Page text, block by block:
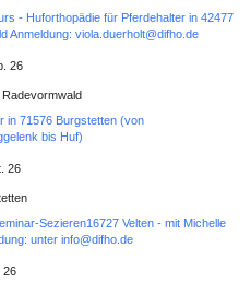
- Huforthopädie für Pferdehalter in 42477
Anmeldung: viola.duerholt@difho.de
26
Radevormwald
in 71576 Burgstetten (von
bis Huf)
26
Sezieren16727 Velten - mit Michelle
unter info@difho.de
26